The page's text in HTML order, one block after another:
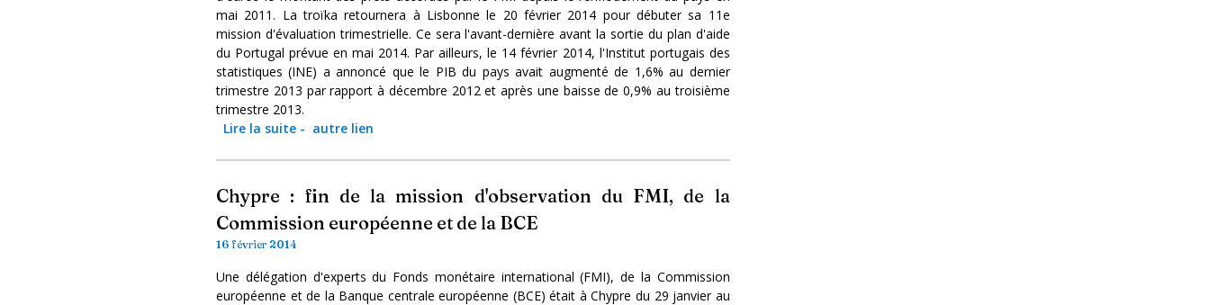
mai 2011. La troïka retournera à Lisbonne le 20 février 2014 pour débuter sa 11e
mission d'évaluation trimestrielle. Ce sera l'avant-dernière avant la sortie du plan d'aide
du Portugal prévue en mai 2014. Par ailleurs, le 14 février 2014, l'Institut portugais des
statistiques (INE) a annoncé que le PIB du pays avait augmenté de 1,6% au dernier
trimestre 2013 par rapport à décembre 2012 et après une baisse de 0,9% au troisième
trimestre 2013.
Lire la suite - autre lien
Chypre : fin de la mission d'observation du FMI, de la
Commission européenne et de la BCE
16 février 2014
Une délégation d'experts du Fonds monétaire international (FMI), de la Commission
européenne et de la Banque centrale européenne (BCE) était à Chypre du 29 janvier au